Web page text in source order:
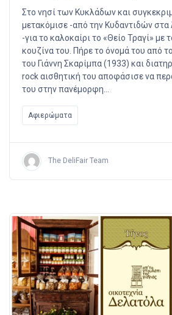
Στο νησί των Κυκλάδων και
μετακόμισε -από την Κυδαντιδών
-για το καλοκαίρι το «Θείο Τραγί» με
κουζίνα του. Πήρε το όνομά του από
του Γιάννη Σκαρίμπα (1933) και
rock αισθητική του αποφάσισε να
του στην πανέμορφη…
Αφιερώματα
The DeliFair Team